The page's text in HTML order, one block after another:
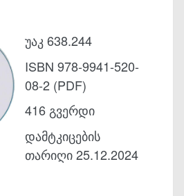
უაკ 638.244
ISBN 978-9941-520-
08-2 (PDF)
416 გვერდი
დამტკიცების
თარიღი 25.12.2024